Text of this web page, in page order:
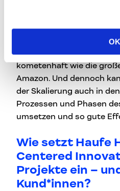
OK
Erfahrungen aus unseren
Man muss auch sagen,
Geschäftsmodell ist
kometenhaft wie die
Amazon. Und dennoch
der Skalierung auch in
Prozessen und Phasen
umsetzen und so gute
Wie setzt Haufe
Centered
Projekte ein –
Kund*innen?